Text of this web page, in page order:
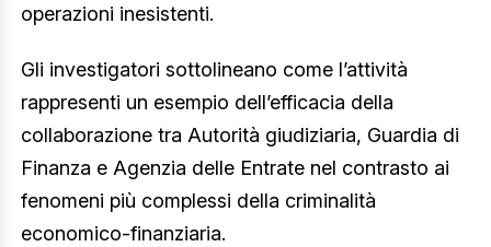
operazioni inesistenti.
Gli investigatori sottolineano come l’attività
rappresenti un esempio dell’efficacia della
collaborazione tra Autorità giudiziaria, Guardia di
Finanza e Agenzia delle Entrate nel contrasto ai
fenomeni più complessi della criminalità
economico-finanziaria.